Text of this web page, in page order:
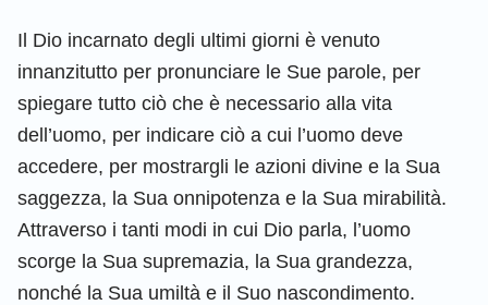
Il Dio incarnato degli ultimi giorni è venuto
innanzitutto per pronunciare le Sue parole, per
spiegare tutto ciò che è necessario alla vita
dell’uomo, per indicare ciò a cui l’uomo deve
accedere, per mostrargli le azioni divine e la Sua
saggezza, la Sua onnipotenza e la Sua mirabilità.
Attraverso i tanti modi in cui Dio parla, l’uomo
scorge la Sua supremazia, la Sua grandezza,
nonché la Sua umiltà e il Suo nascondimento.